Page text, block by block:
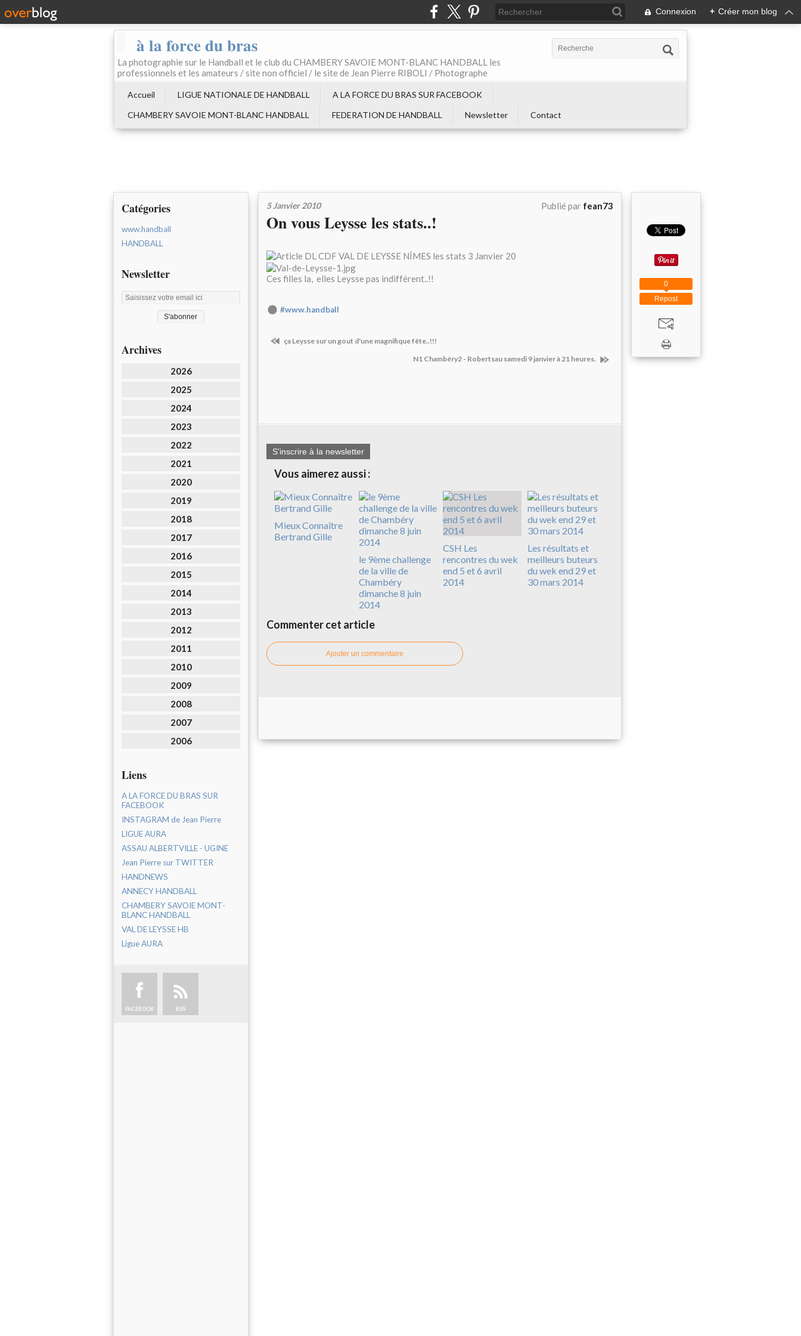
Connexion + Créer mon blog
à la force du bras
La photographie sur le Handball et le club du CHAMBERY SAVOIE MONT-BLANC HANDBALL les
professionnels et les amateurs / site non officiel / le site de Jean Pierre RIBOLI / Photographe
Accueil LIGUE NATIONALE DE HANDBALL
A LA FORCE DU BRAS SUR FACEBOOK
CHAMBERY SAVOIE MONT-BLANC HANDBALL
FEDERATION DE HANDBALL Newsletter Contact
Catégories
www.handball
HANDBALL
Newsletter
Archives
2026
2025
2024
2023
2022
2021
2020
2019
2018
2017
2016
2015
2014
2013
2012
2011
2010
2009
2008
2007
2006
Liens
A LA FORCE DU BRAS SUR
FACEBOOK
INSTAGRAM de Jean Pierre
LIGUE AURA
ASSAU ALBERTVILLE - UGINE
Jean Pierre sur TWITTER
HANDNEWS
ANNECY HANDBALL
CHAMBERY SAVOIE MONT-
BLANC HANDBALL
VAL DE LEYSSE HB
Ligue AURA
FACEBOOK RSS
5 Janvier 2010 Publié par fean73
On vous Leysse les stats..!
Ces filles la, elles Leysse pas indifférent..!!
#www.handball
ça Leysse sur un gout d'une magnifique fête..!!!
N1 Chambéry2 - Robertsau samedi 9 janvier à 21 heures.
S'inscrire à la newsletter
Vous aimerez aussi :
Mieux Connaître
Bertrand Gille
le 9ème challenge
de la ville de
Chambéry
dimanche 8 juin
2014
CSH Les
rencontres du wek
end 5 et 6 avril
2014
Les résultats et
meilleurs buteurs
du wek end 29 et
30 mars 2014
Commenter cet article
Ajouter un commentaire
Repost
0